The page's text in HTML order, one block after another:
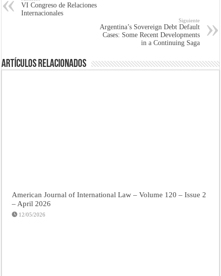
VI Congreso de Relaciones
Internacionales
Siguiente
Argentina’s Sovereign Debt Default
Cases: Some Recent Developments
in a Continuing Saga
Artículos Relacionados
American Journal of International Law – Volume 120 – Issue 2
– April 2026
12/05/2026